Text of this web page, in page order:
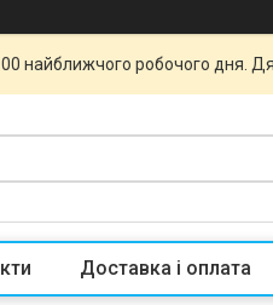
найближчого робочого дня.
Доставка і оплата